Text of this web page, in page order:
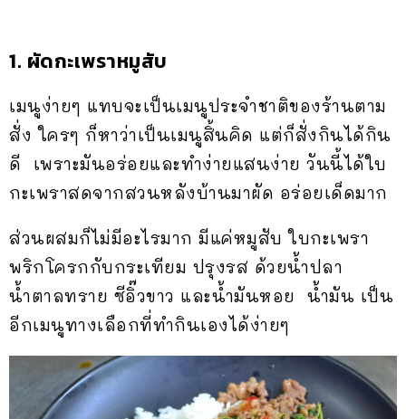
1. ผัดกะเพราหมูสับ
เมนูง่ายๆ แทบจะเป็นเมนูประจำชาติของร้านตาม
สั่ง ใครๆ ก็หาว่าเป็นเมนูสิ้นคิด แต่ก็สั่งกินได้กิน
ดี เพราะมันอร่อยและทำง่ายแสนง่าย วันนี้ได้ใบ
กะเพราสดจากสวนหลังบ้านมาผัด อร่อยเด็ดมาก
ส่วนผสมก็ไม่มีอะไรมาก มีแค่หมูสับ ใบกะเพรา
พริกโครกกับกระเทียม ปรุงรส ด้วยน้ำปลา
น้ำตาลทราย ซีอิ๊วขาว และน้ำมันหอย น้ำมัน เป็น
อีกเมนูทางเลือกที่ทำกินเองได้ง่ายๆ